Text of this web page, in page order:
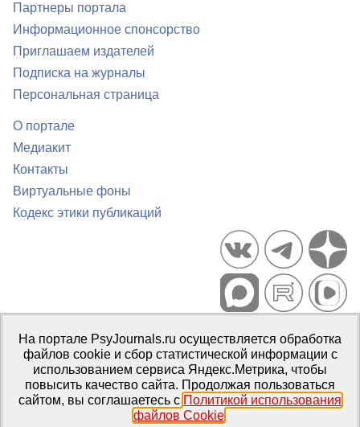
Партнеры портала
Информационное спонсорство
Приглашаем издателей
Подписка на журналы
Персональная страница
О портале
Медиакит
Контакты
Виртуальные фоны
Кодекс этики публикаций
Портал психологических изданий PsyJournals.ru, 2007–2026
Правила использования материалов
Свидетельство регистрации СМИЭл № ФС77-66447 от 14 июля
2016 г.
Издатель: ФГБОУ ВО МГППУ
На портале PsyJournals.ru осуществляется обработка
файлов cookie и сбор статистической информации с
использованием сервиса Яндекс.Метрика, чтобы
повысить качество сайта. Продолжая пользоваться
сайтом, вы соглашаетесь с Политикой использования
файлов Cookie.